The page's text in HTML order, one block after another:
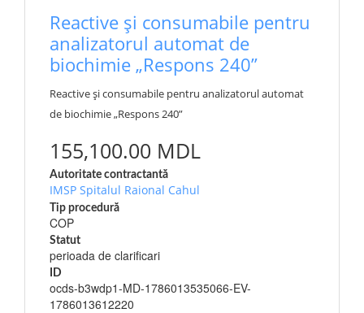
Reactive și consumabile pentru
analizatorul automat de
biochimie „Respons 240”
Reactive și consumabile pentru analizatorul automat
de biochimie „Respons 240”
155,100.00 MDL
Autoritate contractantă
IMSP Spitalul Raional Cahul
Tip procedură
COP
Statut
perioada de clarificari
ID
ocds-b3wdp1-MD-1786013535066-EV-
1786013612220